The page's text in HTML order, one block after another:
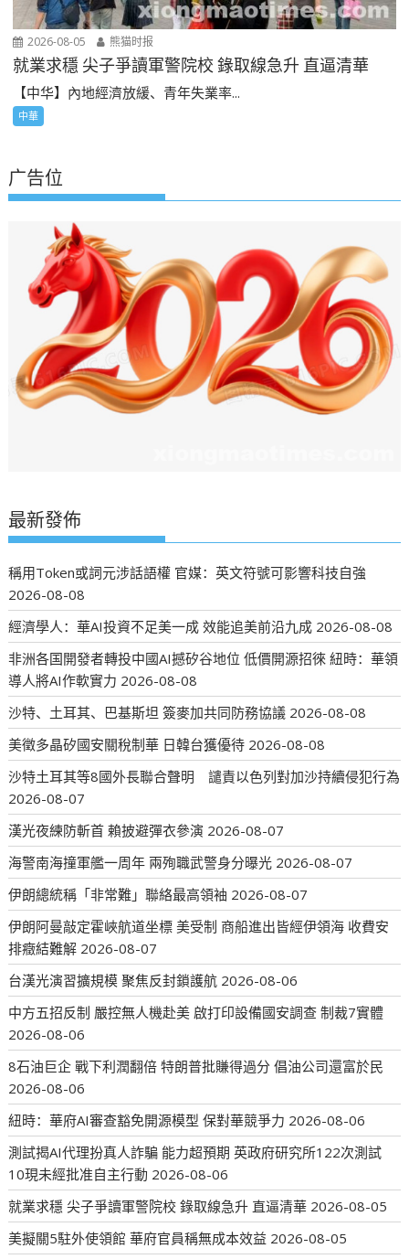
2026-08-05 熊猫时报
就業求穩 尖子爭讀軍警院校 錄取線急升 直逼清華
【中华】內地經濟放緩、青年失業率...
中華
广告位
最新發佈
稱用Token或詞元涉話語權 官媒：英文符號可影響科技自強
2026-08-08
經濟學人：華AI投資不足美一成 效能追美前沿九成 2026-08-08
非洲各国開發者轉投中國AI撼矽谷地位 低價開源招徠 紐時：華領
導人將AI作軟實力 2026-08-08
沙特、土耳其、巴基斯坦 簽麥加共同防務協議 2026-08-08
美徵多晶矽國安關稅制華 日韓台獲優待 2026-08-08
沙特土耳其等8國外長聯合聲明 譴責以色列對加沙持續侵犯行為
2026-08-07
漢光夜練防斬首 賴披避彈衣參演 2026-08-07
海警南海撞軍艦一周年 兩殉職武警身分曝光 2026-08-07
伊朗總統稱「非常難」聯絡最高領袖 2026-08-07
伊朗阿曼敲定霍峽航道坐標 美受制 商船進出皆經伊領海 收費安
排癥結難解 2026-08-07
台漢光演習擴規模 聚焦反封鎖護航 2026-08-06
中方五招反制 嚴控無人機赴美 啟打印設備國安調查 制裁7實體
2026-08-06
8石油巨企 戰下利潤翻倍 特朗普批賺得過分 倡油公司還富於民
2026-08-06
紐時：華府AI審查豁免開源模型 保對華競爭力 2026-08-06
測試揭AI代理扮真人詐騙 能力超預期 英政府研究所122次測試
10現未經批准自主行動 2026-08-06
就業求穩 尖子爭讀軍警院校 錄取線急升 直逼清華 2026-08-05
美擬關5駐外使領館 華府官員稱無成本效益 2026-08-05